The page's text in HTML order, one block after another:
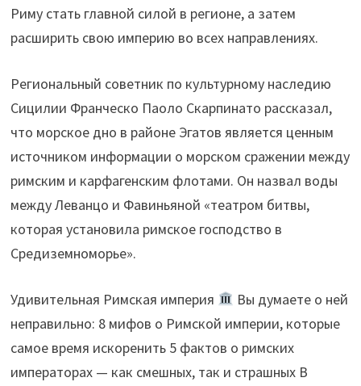
Риму стать главной силой в регионе, а затем
расширить свою империю во всех направлениях.
Региональный советник по культурному наследию
Сицилии Франческо Паоло Скарпинато рассказал,
что морское дно в районе Эгатов является ценным
источником информации о морском сражении между
римским и карфагенским флотами. Он назвал воды
между Леванцо и Фавиньяной «театром битвы,
которая установила римское господство в
Средиземноморье».
Удивительная Римская империя
Вы думаете о ней
неправильно: 8 мифов о Римской империи, которые
самое время искоренить 5 фактов о римских
императорах — как смешных, так и страшных В